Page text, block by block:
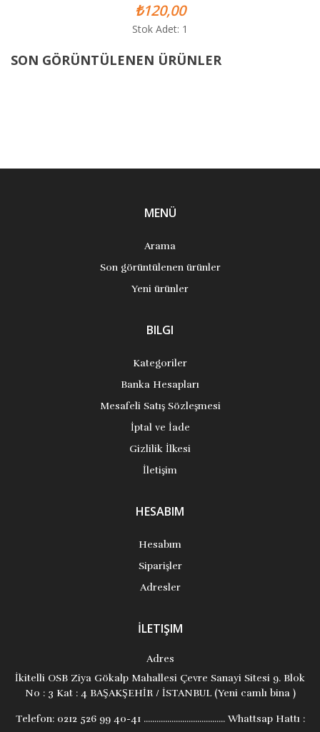
₺120,00
Stok Adet: 1
SON GÖRÜNTÜLENEN ÜRÜNLER
MENÜ
Arama
Son görüntülenen ürünler
Yeni ürünler
BILGI
Kategoriler
Banka Hesapları
Mesafeli Satış Sözleşmesi
İptal ve İade
Gizlilik İlkesi
İletişim
HESABIM
Hesabım
Siparişler
Adresler
İLETIŞIM
Adres
İkitelli OSB Ziya Gökalp Mahallesi Çevre Sanayi Sitesi 9. Blok
No : 3 Kat : 4 BAŞAKŞEHİR / İSTANBUL (Yeni camlı bina )
Telefon:0212 526 99 40-41 ...................................... Whattsap Hattı :